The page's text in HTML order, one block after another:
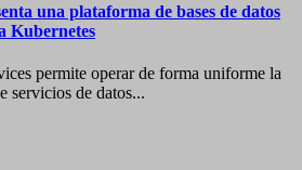
una plataforma de bases de datos
Kubernetes
permite operar de forma uniforme la
servicios de datos...